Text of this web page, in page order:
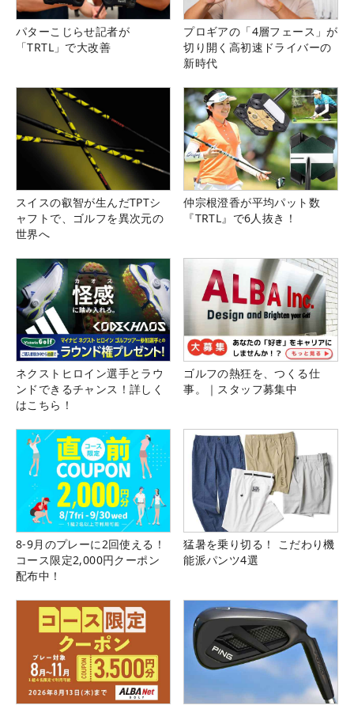
パターこじらせ記者が
「TRTL」で大改善
プロギアの「4層フェース」が
切り開く高初速ドライバーの
新時代
スイスの叡智が生んだTPTシ
ャフトで、ゴルフを異次元の
世界へ
仲宗根澄香が平均パット数
『TRTL』で6人抜き！
ネクストヒロイン選手とラウ
ンドできるチャンス！詳しく
はこちら！
ゴルフの熱狂を、つくる仕
事。｜スタッフ募集中
8-9月のプレーに2回使える！
コース限定2,000円クーポン
配布中！
猛暑を乗り切る！ こだわり機
能派パンツ4選